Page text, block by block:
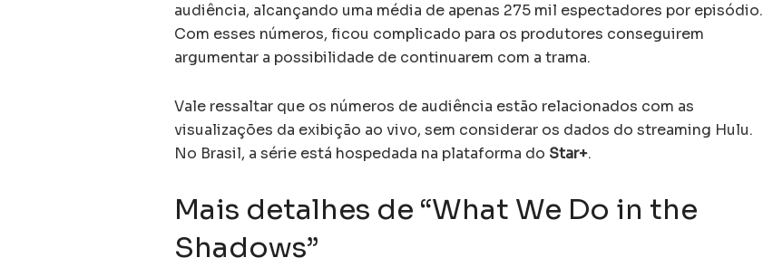
audiência, alcançando uma média de apenas 275 mil espectadores por episódio.
Com esses números, ficou complicado para os produtores conseguirem
argumentar a possibilidade de continuarem com a trama.
Vale ressaltar que os números de audiência estão relacionados com as
visualizações da exibição ao vivo, sem considerar os dados do streaming Hulu.
No Brasil, a série está hospedada na plataforma do Star+.
Mais detalhes de “What We Do in the
Shadows”